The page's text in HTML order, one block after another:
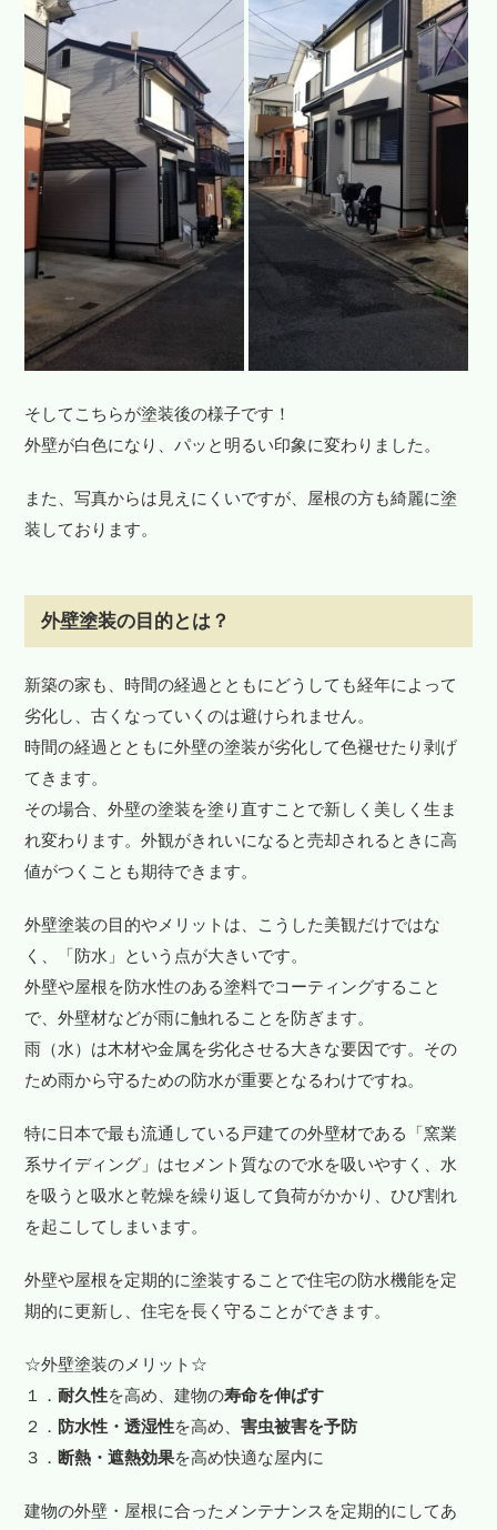
そしてこちらが塗装後の様子です！
外壁が白色になり、パッと明るい印象に変わりました。
また、写真からは見えにくいですが、屋根の方も綺麗に塗
装しております。
外壁塗装の目的とは？
新築の家も、時間の経過とともにどうしても経年によって
劣化し、古くなっていくのは避けられません。
時間の経過とともに外壁の塗装が劣化して色褪せたり剥げ
てきます。
その場合、外壁の塗装を塗り直すことで新しく美しく生ま
れ変わります。外観がきれいになると売却されるときに高
値がつくことも期待できます。
外壁塗装の目的やメリットは、こうした美観だけではな
く、「防水」という点が大きいです。
外壁や屋根を防水性のある塗料でコーティングすること
で、外壁材などが雨に触れることを防ぎます。
雨（水）は木材や金属を劣化させる大きな要因です。その
ため雨から守るための防水が重要となるわけですね。
特に日本で最も流通している戸建ての外壁材である「窯業
系サイディング」はセメント質なので水を吸いやすく、水
を吸うと吸水と乾燥を繰り返して負荷がかかり、ひび割れ
を起こしてしまいます。
外壁や屋根を定期的に塗装することで住宅の防水機能を定
期的に更新し、住宅を長く守ることができます。
☆外壁塗装のメリット☆
１．耐久性を高め、建物の寿命を伸ばす
２． 防水性・透湿性を高め、害虫被害を予防
３． 断熱・遮熱効果を高め快適な屋内に
建物の外壁・屋根に合ったメンテナンスを定期的にしてあ